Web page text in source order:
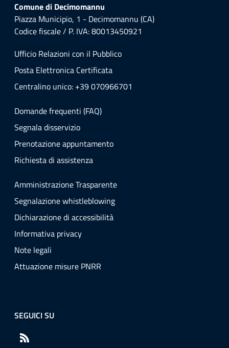
Comune di Decimomannu
Piazza Municipio, 1 - Decimomannu (CA)
Codice fiscale / P. IVA: 80013450921
Ufficio Relazioni con il Pubblico
Posta Elettronica Certificata
Centralino unico: +39 070966701
Domande frequenti (FAQ)
Segnala disservizio
Prenotazione appuntamento
Richiesta di assistenza
Amministrazione Trasparente
Segnalazione whistleblowing
Dichiarazione di accessibilità
Informativa privacy
Note legali
Attuazione misure PNRR
SEGUICI SU